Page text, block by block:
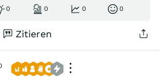
0 0 0 0
Zitieren